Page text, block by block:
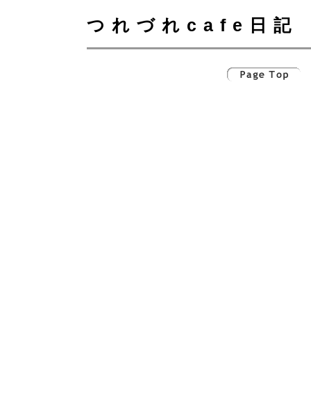
つれづれcafe日記